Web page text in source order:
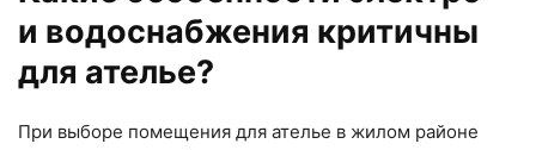
и водоснабжения критичны
для ателье?
При выборе помещения для ателье в жилом районе